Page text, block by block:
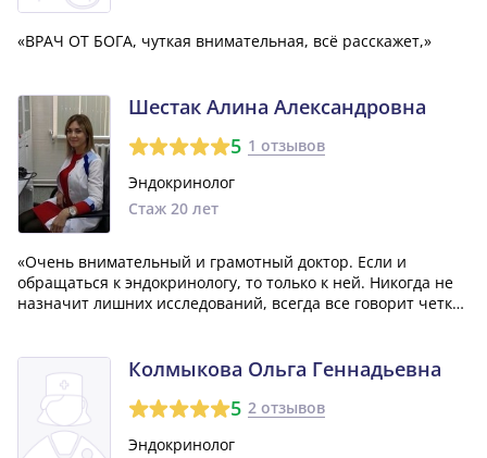
«ВРАЧ ОТ БОГА, чуткая внимательная, всё расскажет,»
Шестак Алина Александровна
5 1 отзывов
Эндокринолог
Стаж 20 лет
«Очень внимательный и грамотный доктор. Если и
обращаться к эндокринологу, то только к ней. Никогда не
назначит лишних исследований, всегда все говорит четко
Колмыкова Ольга Геннадьевна
5 2 отзывов
Эндокринолог